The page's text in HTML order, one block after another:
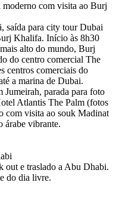
com visita ao Burj
saída para city tour Dubai
Khalifa. Início às 8h30
alto do mundo, Burj
do centro comercial The
centros comerciais do
a marina de Dubai.
Jumeirah, parada para foto
Atlantis The Palm (fotos
com visita ao souk Madinat
árabe vibrante.
out e traslado a Abu Dhabi.
do dia livre.